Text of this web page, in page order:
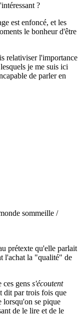
?
est enfoncé, et les
le bonheur d'être
relativiser l'importance
je me suis ici
de parler en
sommeille /
prétexte qu'elle parlait
l'achat la "qualité" de
gens s'écoutent
dit par trois fois que
lorsqu'on se pique
de le lire et de le